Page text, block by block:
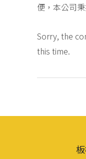
便，本公司
Sorry, the
this time.